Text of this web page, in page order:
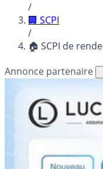
/
🏢 SCPI
/
🏠 SCPI de
Annonce partenaire